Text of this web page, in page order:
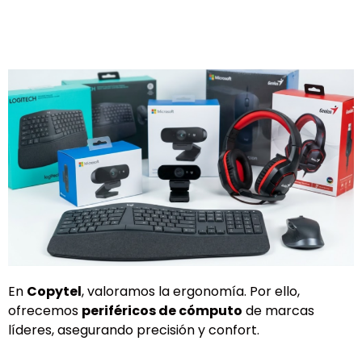
En Copytel, valoramos la ergonomía. Por ello,
ofrecemos periféricos de cómputo de marcas
líderes, asegurando precisión y confort.